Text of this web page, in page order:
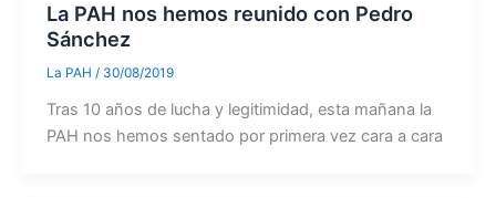
La PAH nos hemos reunido con Pedro
Sánchez
La PAH / 30/08/2019
Tras 10 años de lucha y legitimidad, esta mañana la
PAH nos hemos sentado por primera vez cara a cara